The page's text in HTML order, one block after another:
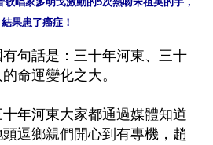
結果患了癌症！
有句話是：三十年河東、三十
命運變化之大。
年河東大家都通過媒體知道
逗鄉親們開心到有專機，趙